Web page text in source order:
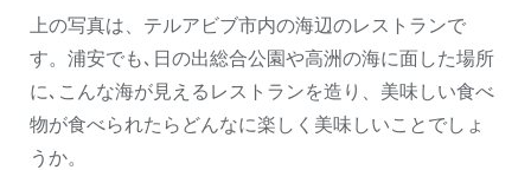
上の写真は、テルアビブ市内の海辺のレストランで
す。浦安でも､日の出総合公園や高洲の海に面した場所
に､こんな海が見えるレストランを造り、美味しい食べ
物が食べられたらどんなに楽しく美味しいことでしょ
うか。